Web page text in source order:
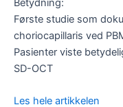
Betydning:
Første studie som
choriocapillaris ved
Pasienter viste
SD-OCT
Les hele artikkelen